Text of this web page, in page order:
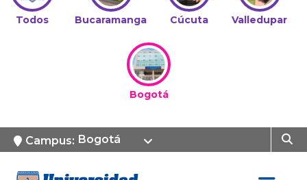
Todos Bucaramanga Cúcuta Valledupar
Bogotá
Campus: Bogotá